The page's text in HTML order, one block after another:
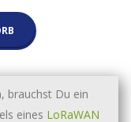
brauchst Du ein
eines LoRaWAN